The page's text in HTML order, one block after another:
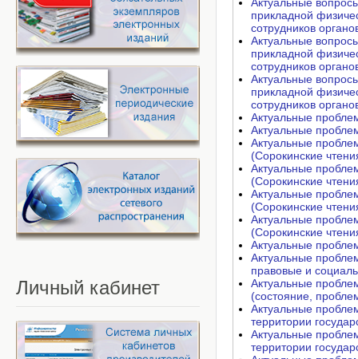
Актуальные
прикладной
сотрудников
Актуальные
прикладной
сотрудников
Актуальные
прикладной
сотрудников
Актуальные
Актуальные
Актуальные
(Сорокинские
Актуальные
(Сорокинские
Актуальные
(Сорокинские
Актуальные
(Сорокинские
Актуальные
Актуальные
правовые и
Актуальные
(состояние,
Актуальные
территории
Актуальные
территории
Личный кабинет